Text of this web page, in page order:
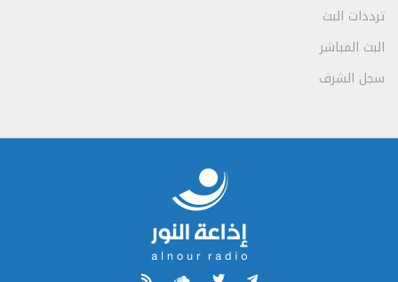
ترددات البث
البث المباشر
سجل الشرف